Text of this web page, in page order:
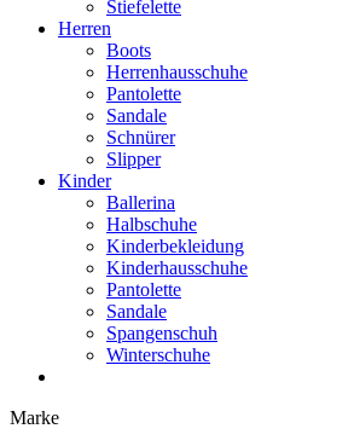
Stiefelette
Herren
Boots
Herrenhausschuhe
Pantolette
Sandale
Schnürer
Slipper
Kinder
Ballerina
Halbschuhe
Kinderbekleidung
Kinderhausschuhe
Pantolette
Sandale
Spangenschuh
Winterschuhe
Marke